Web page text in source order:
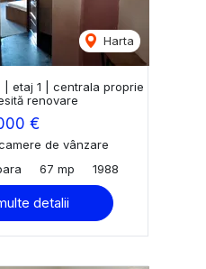
Harta
etaj 1 | centrala proprie
renovare
€
de vânzare
67 mp 1988
detalii